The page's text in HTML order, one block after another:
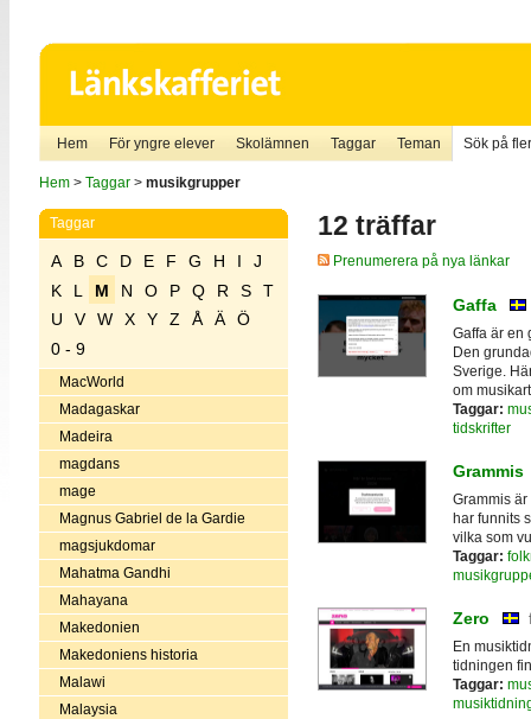
Hem För yngre elever Skolämnen Taggar Teman Sök på
Hem> Taggar> musikgrupper
Taggar
A B C D E F G H I
J
K
L M N O P Q R S
T
U
V W X Y Z Å Ä
Ö
0 - 9
MacWorld
Madagaskar
Madeira
magdans
mage
Magnus Gabriel de la Gardie
magsjukdomar
Mahatma Gandhi
Mahayana
Makedonien
Makedoniens historia
Malawi
Malaysia
12 träffar
Prenumerera på nya länkar
Gaffa
Gaffa är en
Den
Sverige.
om
Taggar:
tidskrifter
Grammis
Grammis
har funnits
vilka som
Taggar:
Zero
En
tidningen
Taggar: